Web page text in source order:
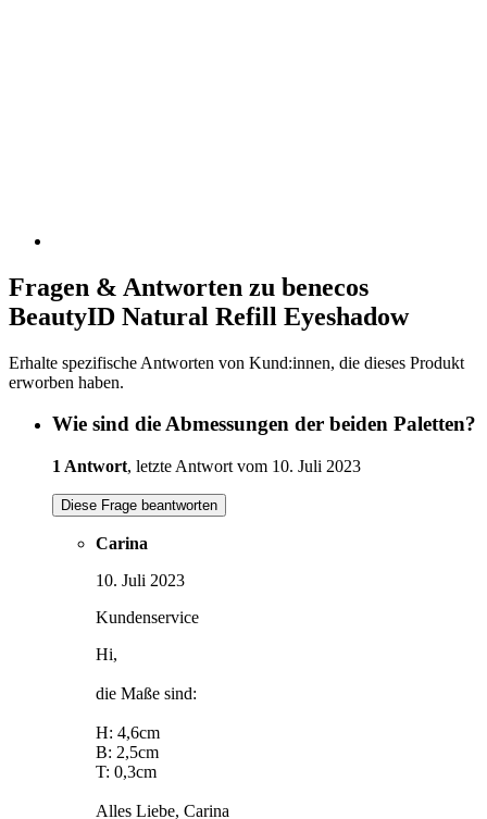
Fragen & Antworten zu benecos
BeautyID Natural Refill Eyeshadow
Erhalte spezifische Antworten von Kund:innen, die dieses Produkt
erworben haben.
Wie sind die Abmessungen der beiden Paletten?
1 Antwort, letzte Antwort vom 10. Juli 2023
Diese Frage beantworten
Carina
10. Juli 2023
Kundenservice
Hi,
die Maße sind:
H: 4,6cm
B: 2,5cm
T: 0,3cm
Alles Liebe, Carina